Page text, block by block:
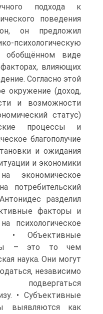
подхода к
поведения
он предложил
обобщённом виде
влияющих
Согласно этой
окружение (доход,
и возможности
статус)
процессы и
благополучие
и ожидания
и экономики
экономическое
потребительский
разделил
факторы и
психологическое
• Объективные
– это то чем
наука. Они могут
независимо
• Субъективные
выявляются как